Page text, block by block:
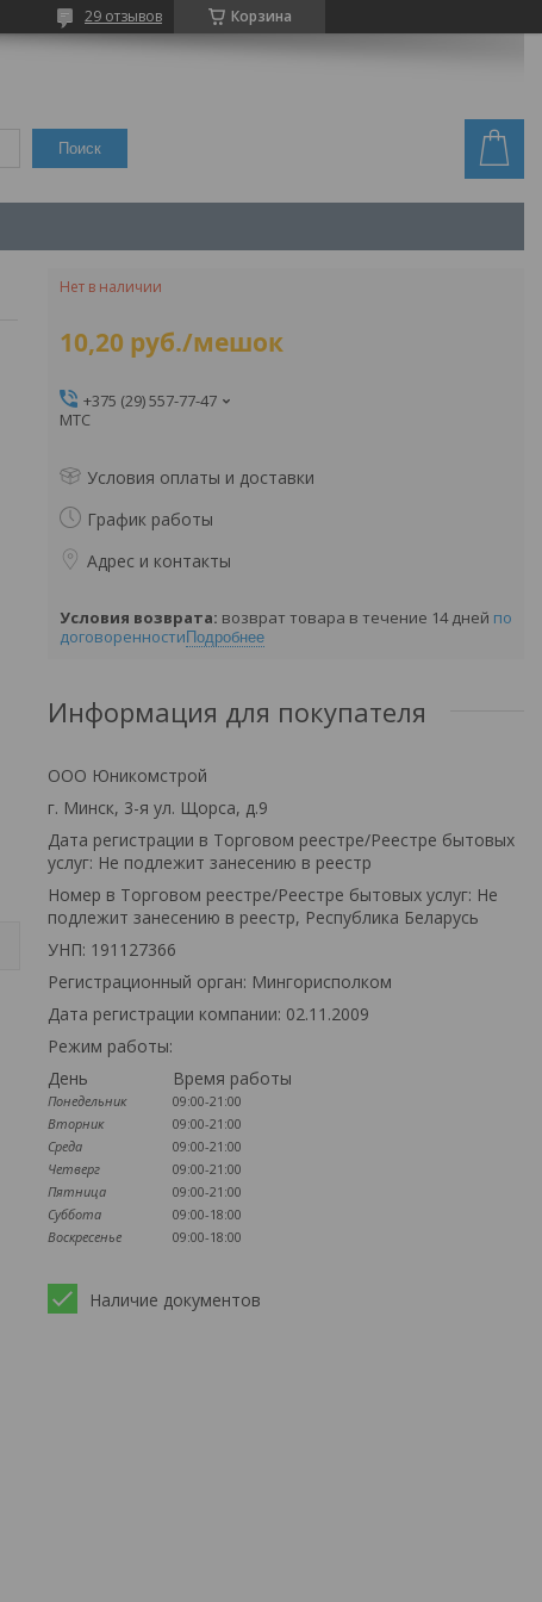
Корзина
29 отзывов
Поиск
Нет в наличии
10,20 руб./мешок
+375 (29) 557-77-47
МТС
Условия оплаты и доставки
График работы
Адрес и контакты
возврат товара в течение 14 дней по
договоренности Подробнее
Информация для покупателя
ООО Юникомстрой
г. Минск, 3-я ул. Щорса, д.9
Дата регистрации в Торговом реестре/Реестре бытовых
услуг: Не подлежит занесению в реестр
Номер в Торговом реестре/Реестре бытовых услуг: Не
подлежит занесению в реестр, Республика Беларусь
УНП: 191127366
Регистрационный орган: Мингорисполком
Дата регистрации компании: 02.11.2009
Режим работы:
День
Время работы
Понедельник
09:00-21:00
Вторник
09:00-21:00
Среда
09:00-21:00
Четверг
09:00-21:00
Пятница
09:00-21:00
Суббота
09:00-18:00
Воскресенье
09:00-18:00
Наличие документов